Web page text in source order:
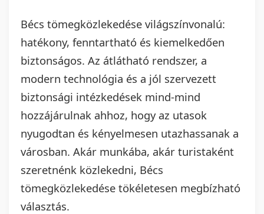
Bécs tömegközlekedése világszínvonalú:
hatékony, fenntartható és kiemelkedően
biztonságos. Az átlátható rendszer, a
modern technológia és a jól szervezett
biztonsági intézkedések mind-mind
hozzájárulnak ahhoz, hogy az utasok
nyugodtan és kényelmesen utazhassanak a
városban. Akár munkába, akár turistaként
szeretnénk közlekedni, Bécs
tömegközlekedése tökéletesen megbízható
választás.